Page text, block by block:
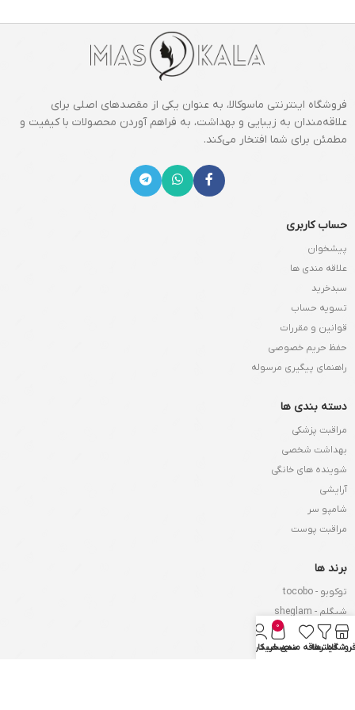
فروشگاه اینترنتی ماسوکالا، به عنوان یکی از مقصدهای اصلی برای
علاقه‌مندان به زیبایی و بهداشت، به فراهم آوردن محصولات با کیفیت و
مطمئن برای شما افتخار می‌کند.
حساب کاربری
پیشخوان
علاقه مندی ها
سبدخرید
تسویه حساب
قوانین و مقررات
حفظ حریم خصوصی
راهنمای پیگیری مرسوله
دسته بندی ها
مراقبت پزشکی
بهداشت شخصی
شوینده های خانگی
آرایشی
شامپو سر
مراقبت پوست
برند ها
توکوبو - tocobo
شیگلم - sheglam
او جی ایکس - Ogx
لورآل - Loreal
فروشگاهفیلترهاعلاقه مندی
0
سبد خرید
حساب کاربری من